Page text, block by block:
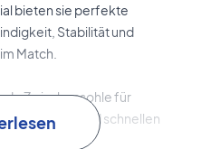
bieten sie perfekte
Stabilität und
Match.
Zwischensohle für
Sprüngen und schnellen